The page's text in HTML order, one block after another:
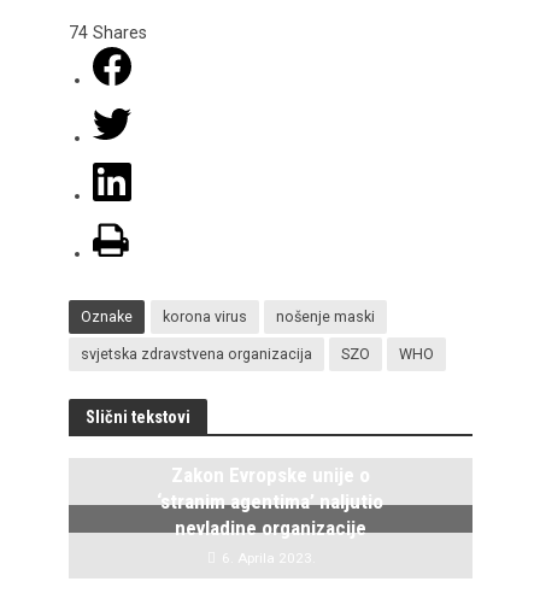
74 Shares
Oznake korona virus nošenje maski
svjetska zdravstvena organizacija SZO WHO
Slični tekstovi
Zakon Evropske unije o
‘stranim agentima’ naljutio
nevladine organizacije
6. Aprila 2023.